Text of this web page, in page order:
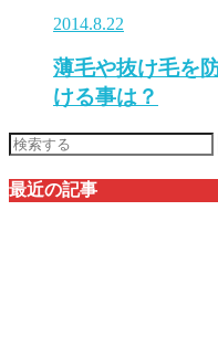
2014.8.22
薄毛や抜け毛を
ける事は？
最近の記事